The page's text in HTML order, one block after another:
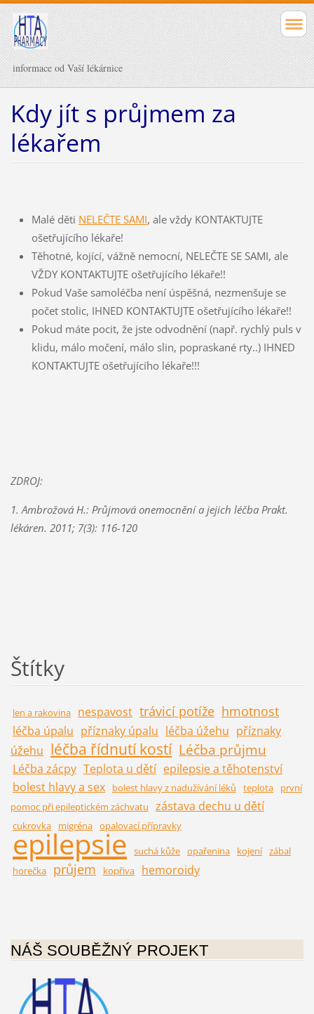
informace od Vaší lékárnice
Kdy jít s průjmem za
lékařem
Malé děti NELEČTE SAMI, ale vždy KONTAKTUJTE
ošetřujícího lékaře!
Těhotné, kojící, vážně nemocní, NELEČTE SE SAMI, ale
VŽDY KONTAKTUJTE ošetřujícího lékaře!!
Pokud Vaše samoléčba není úspěšná, nezmenšuje se
počet stolic, IHNED KONTAKTUJTE ošetřujícího lékaře!!
Pokud máte pocit, že jste odvodnění (např. rychlý puls v
klidu, málo močení, málo slin, popraskané rty..) IHNED
KONTAKTUJTE ošetřujícího lékaře!!!
ZDROJ:
1. Ambrožová H.: Průjmová onemocnění a jejich léčba Prakt.
lékáren. 2011; 7(3): 116-120
Štítky
len a rakovina nespavost trávicí potíže hmotnost
léčba úpalu příznaky úpalu léčba úžehu příznaky
úžehu léčba řídnutí kostí Léčba průjmu
Léčba zácpy Teplota u dětí epilepsie a těhotenství
bolest hlavy a sex
bolest hlavy z nadužívání léků teplota
první
pomoc při epileptickém záchvatu
zástava dechu u dětí
cukrovka migréna opalovací přípravky
epilepsie suchá kůže opařenina kojení zábal
horečka
průjem kopřiva hemoroidy
NÁŠ SOUBĚŽNÝ PROJEKT